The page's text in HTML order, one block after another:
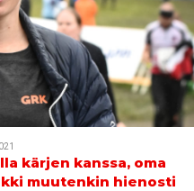
kärjen kanssa, oma
muutenkin hienosti